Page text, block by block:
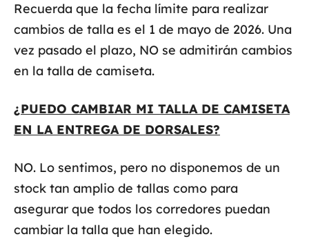
Recuerda que la fecha límite para realizar
cambios de talla es el 1 de mayo de 2026. Una
vez pasado el plazo, NO se admitirán cambios
en la talla de camiseta.
¿PUEDO CAMBIAR MI TALLA DE CAMISETA
EN LA ENTREGA DE DORSALES?
NO. Lo sentimos, pero no disponemos de un
stock tan amplio de tallas como para
asegurar que todos los corredores puedan
cambiar la talla que han elegido.